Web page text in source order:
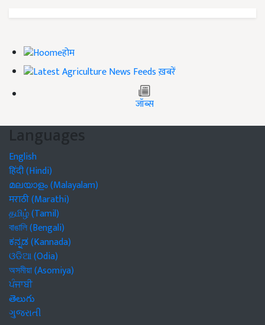
होम
ख़बरें
जॉब्स
Languages
English
हिंदी (Hindi)
മലയാളം (Malayalam)
मराठी (Marathi)
தமிழ் (Tamil)
বাঙালি (Bengali)
ಕನ್ನಡ (Kannada)
ଓଡିଆ (Odia)
অসমীয়া (Asomiya)
ਪੰਜਾਬੀ
తెలుగు
ગુજરાતી